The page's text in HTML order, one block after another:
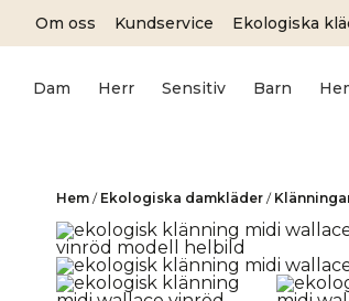
Om oss Kundservice Ekologiska
Dam Herr Sensitiv Barn
Hem / Ekologiska damkläder /